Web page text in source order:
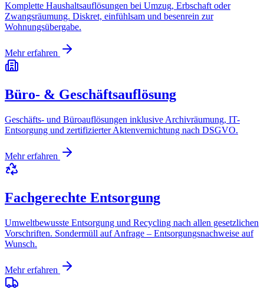
Komplette Haushaltsauflösungen bei Umzug, Erbschaft oder
Zwangsräumung. Diskret, einfühlsam und besenrein zur
Wohnungsübergabe.
Mehr erfahren
Büro- & Geschäftsauflösung
Geschäfts- und Büroauflösungen inklusive Archivräumung, IT-
Entsorgung und zertifizierter Aktenvernichtung nach DSGVO.
Mehr erfahren
Fachgerechte Entsorgung
Umweltbewusste Entsorgung und Recycling nach allen gesetzlichen
Vorschriften. Sondermüll auf Anfrage – Entsorgungsnachweise auf
Wunsch.
Mehr erfahren